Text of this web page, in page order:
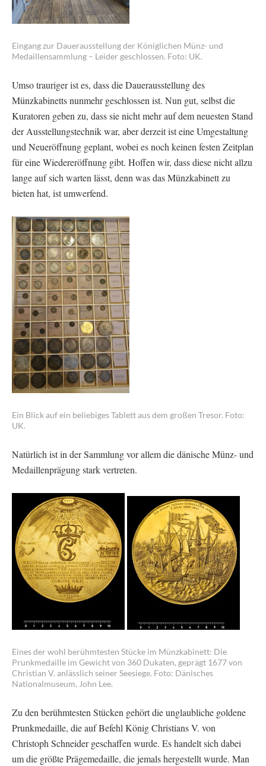
Eingang zur Dauerausstellung der Königlichen Münz- und
Medaillensammlung – Leider geschlossen. Foto: UK.
Umso trauriger ist es, dass die Dauerausstellung des
Münzkabinetts nunmehr geschlossen ist. Nun gut, selbst die
Kuratoren geben zu, dass sie nicht mehr auf dem neuesten Stand
der Ausstellungstechnik war, aber derzeit ist eine Umgestaltung
und Neueröffnung geplant, wobei es noch keinen festen Zeitplan
für eine Wiedereröffnung gibt. Hoffen wir, dass diese nicht allzu
lange auf sich warten lässt, denn was das Münzkabinett zu
bieten hat, ist umwerfend.
Ein Blick auf ein beliebiges Tablett aus dem großen Tresor. Foto:
UK.
Natürlich ist in der Sammlung vor allem die dänische Münz- und
Medaillenprägung stark vertreten.
Eines der wohl berühmtesten Stücke im Münzkabinett: Die
Prunkmedaille im Gewicht von 360 Dukaten, geprägt 1677 von
Christian V. anlässlich seiner Seesiege. Foto: Dänisches
Nationalmuseum, John Lee.
Zu den berühmtesten Stücken gehört die unglaubliche goldene
Prunkmedaille, die auf Befehl König Christians V. von
Christoph Schneider geschaffen wurde. Es handelt sich dabei
um die größte Prägemedaille, die jemals hergestellt wurde. Man